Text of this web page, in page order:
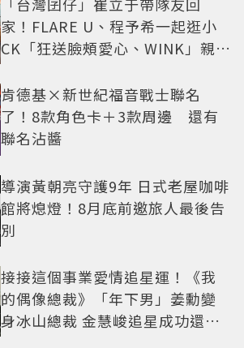
家！FLARE U、程予希一起逛小
CK「狂送臉頰愛心、WINK」親曝
肯德基×新世紀福音戰士聯名
了！8款角色卡＋3款周邊 還有
聯名沾醬
導演黃朝亮守護9年 日式老屋咖啡
館將熄燈！8月底前邀旅人最後告
別
接接這個事業愛情追星運！《我
的偶像總裁》「年下男」姜勳變
身冰山總裁 金慧峻追星成功還偶